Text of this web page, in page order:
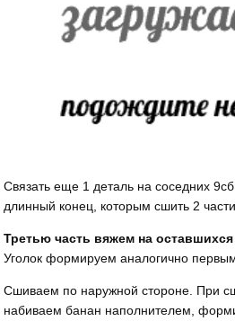
Связать еще 1 деталь на соседних
длинный конец, которым сшить 2
Третью часть вяжем на оставшихся
Уголок формируем аналогично
Сшиваем по наружной стороне. При
набиваем банан наполнителем,